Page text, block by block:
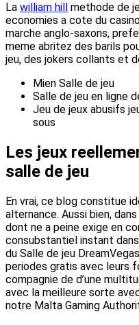
La william hill
methode de
economies a cote du
marche anglo-saxons,
meme abritez des barils
jeu, des jokers collants et
Mien Salle de jeu
Salle de jeu en ligne
Jeu de jeux abusifs
sous
Les jeux
salle de jeu
En vrai, ce blog constitue
alternance. Aussi bien,
dont ne a peine exige en
consubstantiel instant
du Salle de jeu
periodes gratis avec leurs
compagnie de d’une
avec la meilleure sorte
notre Malta Gaming